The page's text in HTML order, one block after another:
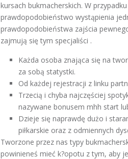
kursach bukmacherskich. W
prawdopodobieństwo wystąpienia
prawdopodobieństwa zajścia
zajmują się tym specjaliści .
Każda osoba znająca się na
za sobą statystki.
Od każdej rejestracji z linku
Trzecią i chyba najczęściej
nazywane bonusem mhh start
Dzieje się naprawdę dużo i
piłkarskie oraz z odmiennych
Tworzone przez nas typy
powinieneś mieć k?opotu z tym, aby